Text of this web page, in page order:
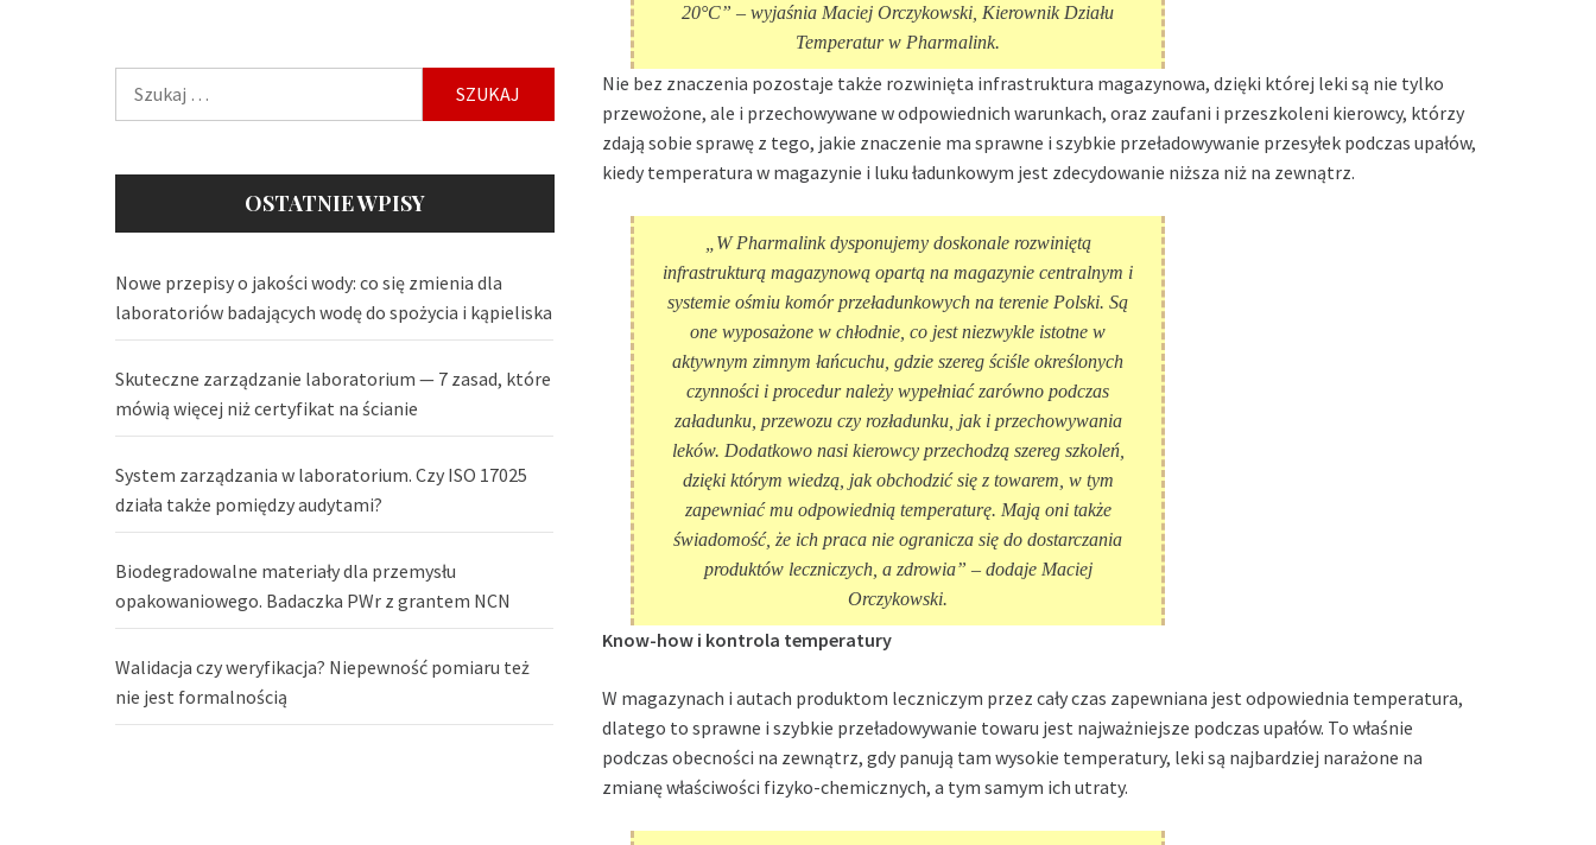
20°C”– wyjaśnia Maciej Orczykowski, Kierownik Działu
Temperatur w Pharmalink.
Nie bez znaczenia pozostaje także rozwinięta infrastruktura magazynowa, dzięki której leki są nie tylko
przewożone, ale i przechowywane w odpowiednich warunkach, oraz zaufani i przeszkoleni kierowcy, którzy
zdają sobie sprawę z tego, jakie znaczenie ma sprawne i szybkie przeładowywanie przesyłek podczas upałów,
kiedy temperatura w magazynie i luku ładunkowym jest zdecydowanie niższa niż na zewnątrz.
„W Pharmalink dysponujemy doskonale rozwiniętą
infrastrukturą magazynową opartą na magazynie centralnym i
systemie ośmiu komór przeładunkowych na terenie Polski. Są
one wyposażone w chłodnie, co jest niezwykle istotne w
aktywnym zimnym łańcuchu, gdzie szereg ściśle określonych
czynności i procedur należy wypełniać zarówno podczas
załadunku, przewozu czy rozładunku, jak i przechowywania
leków. Dodatkowo nasi kierowcy przechodzą szereg szkoleń,
dzięki którym wiedzą, jak obchodzić się z towarem, w tym
zapewniać mu odpowiednią temperaturę. Mają oni także
świadomość, że ich praca nie ogranicza się do dostarczania
produktów leczniczych, a zdrowia” – dodaje Maciej
Orczykowski.
Know-how i kontrola temperatury
W magazynach i autach produktom leczniczym przez cały czas zapewniana jest odpowiednia temperatura,
dlatego to sprawne i szybkie przeładowywanie towaru jest najważniejsze podczas upałów. To właśnie
podczas obecności na zewnątrz, gdy panują tam wysokie temperatury, leki są najbardziej narażone na
zmianę właściwości fizyko-chemicznych, a tym samym ich utraty.
OSTATNIE WPISY
Nowe przepisy o jakości wody: co się zmienia dla
laboratoriów badających wodę do spożycia i kąpieliska
Skuteczne zarządzanie laboratorium — 7 zasad, które
mówią więcej niż certyfikat na ścianie
System zarządzania w laboratorium. Czy ISO 17025
działa także pomiędzy audytami?
Biodegradowalne materiały dla przemysłu
opakowaniowego. Badaczka PWr z grantem NCN
Walidacja czy weryfikacja? Niepewność pomiaru też
nie jest formalnością